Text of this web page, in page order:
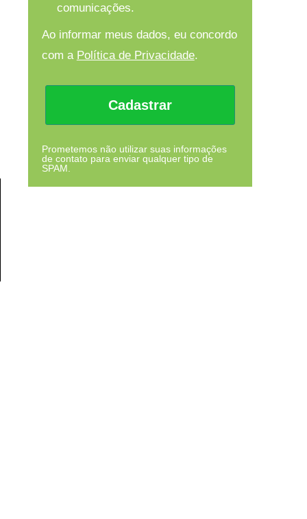
comunicações.
Ao informar meus dados, eu concordo
com a Política de Privacidade.
Cadastrar
Prometemos não utilizar suas informações
de contato para enviar qualquer tipo de
SPAM.